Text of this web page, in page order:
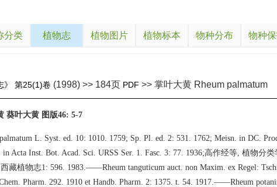
分类 植物志 植物图片 植物标本 物种分布 物种
第25(1)卷 (1998) >> 184页 PDF >> 掌叶大黄 Rheum palmatum
葵叶大黄 图版46: 5-7
L. Syst. ed. 10: 1010. 1759; Sp. Pl. ed. 2: 531. 1762; Meisn. in DC.
in Acta Inst. Bot. Acad. Sci. URSS Ser. 1. Fasc. 3: 77. 1936;高作经等, 植物分
藏植物志1: 596. 1983.——Rheum tanguticum auct. non Maxim. ex Regel:
Pharm. 292. 1910 et Handb. Pharm. 2: 1375. t. 54. 1917.——Rheum